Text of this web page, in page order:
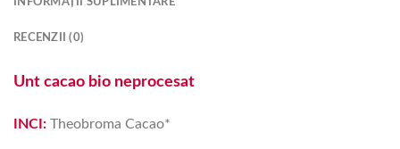
RECENZII (0)
Unt cacao bio neprocesat
INCI: Theobroma Cacao*